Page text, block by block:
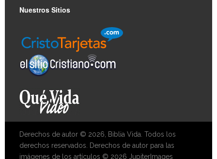
Nuestros Sitios
Derechos de autor © 2026, Biblia Vida. Todos los
derechos reservados. Derechos de autor para las
imágenes de los artículos © 2026 JupiterImages